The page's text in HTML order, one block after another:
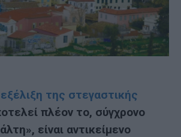
της στεγαστικής
πλέον το, σύγχρονο
είναι αντικείμενο